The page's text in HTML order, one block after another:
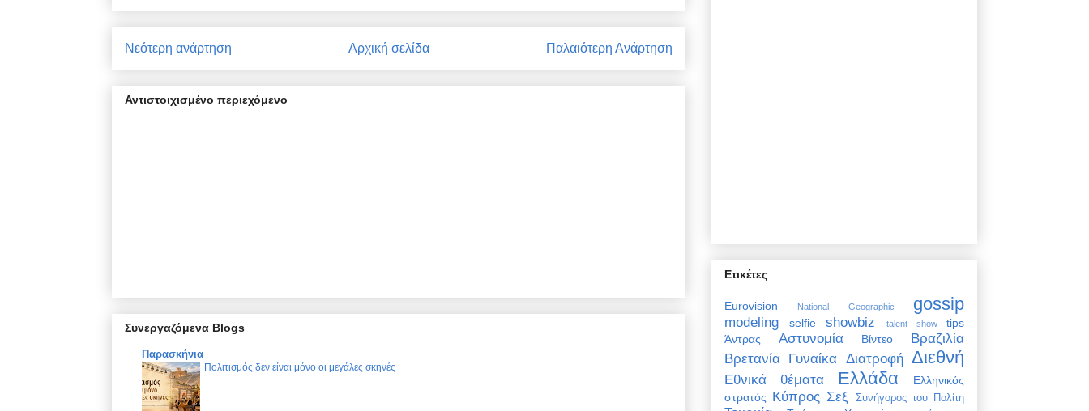
Νεότερη ανάρτηση Παλαιότερη Ανάρτηση
Αρχική σελίδα
Αντιστοιχισμένο περιεχόμενο
Συνεργαζόμενα Blogs
Παρασκήνια
Πολιτισμός δεν είναι μόνο οι μεγάλες σκηνές
Ετικέτες
Eurovision National Geographic gossip
modeling selfie showbiz talent show
tips
Άντρας
Αστυνομία Βίντεο
Βραζιλία
Βρετανία Γυναίκα Διατροφή Διεθνή
Εθνικά θέματα Ελλάδα
Ελληνικός
στρατός Κύπρος Σεξ Συνήγορος του Πολίτη